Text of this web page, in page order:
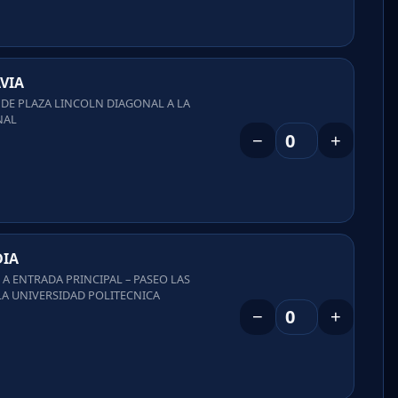
PLAZA LINCOLN DIAGONAL A LA
− +
ENTRADA PRINCIPAL – PASEO LAS
UNIVERSIDAD POLITECNICA
− +